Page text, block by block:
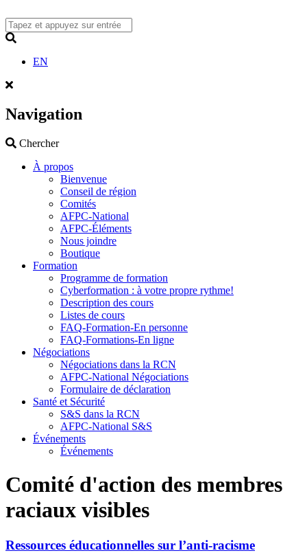
to
content
EN
Navigation
ChercherSearch
À propos
Bienvenue
Conseil de région
Comités
AFPC-National
AFPC-Éléments
Nous joindre
Boutique
Formation
Programme de formation
Cyberformation : à votre propre rythme!
Description des cours
Listes de cours
FAQ-Formation-En personne
FAQ-Formations-En ligne
Négociations
Négociations dans la RCN
AFPC-National Négociations
Formulaire de déclaration
Santé et Sécurité
S&S dans la RCN
AFPC-National S&S
Événements
Événements
Comité d'action des membres
raciaux visibles
Ressources éducationnelles sur l’anti-racisme